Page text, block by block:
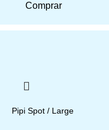
Comprar
Pipi Spot / Large